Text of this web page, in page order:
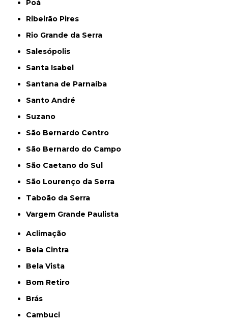
Poá
Ribeirão Pires
Rio Grande da Serra
Salesópolis
Santa Isabel
Santana de Parnaíba
Santo André
Suzano
São Bernardo Centro
São Bernardo do Campo
São Caetano do Sul
São Lourenço da Serra
Taboão da Serra
Vargem Grande Paulista
Aclimação
Bela Cintra
Bela Vista
Bom Retiro
Brás
Cambuci